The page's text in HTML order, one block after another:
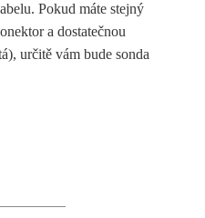
Pokud máte stejný
a dostatečnou
určitě vám bude sonda